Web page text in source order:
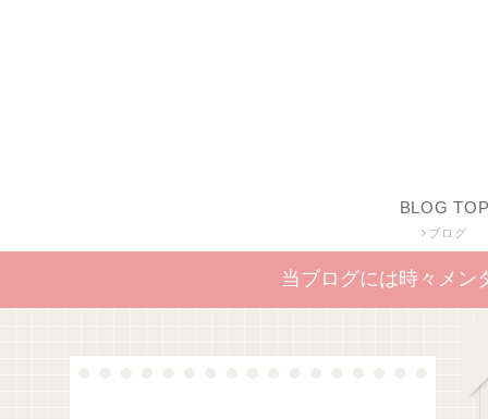
BLOG
ブログ
当ブログには時々メン